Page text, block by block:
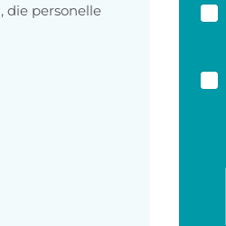
die personelle